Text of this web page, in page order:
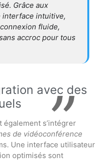
Grâce aux
interface intuitive,
fluide,
accroc pour tous
avec des
s’intégrer
de vidéoconférence
Une interface utilisateur
optimisés sont